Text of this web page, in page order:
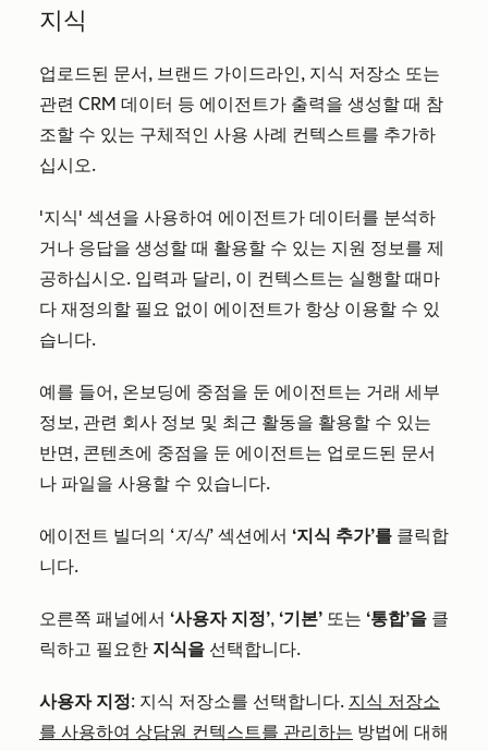
지식
업로드된 문서, 브랜드 가이드라인, 지식 저장소 또는
관련 CRM 데이터 등 에이전트가 출력을 생성할 때 참
조할 수 있는 구체적인 사용 사례 컨텍스트를 추가하
십시오.
'지식' 섹션을 사용하여 에이전트가 데이터를 분석하
거나 응답을 생성할 때 활용할 수 있는 지원 정보를 제
공하십시오. 입력과 달리, 이 컨텍스트는 실행할 때마
다 재정의할 필요 없이 에이전트가 항상 이용할 수 있
습니다.
예를 들어, 온보딩에 중점을 둔 에이전트는 거래 세부
정보, 관련 회사 정보 및 최근 활동을 활용할 수 있는
반면, 콘텐츠에 중점을 둔 에이전트는 업로드된 문서
나 파일을 사용할 수 있습니다.
에이전트 빌더의 ‘지식’ 섹션에서 ‘지식 추가’를 클릭합
니다.
오른쪽 패널에서 ‘사용자 지정’, ‘기본’ 또는 ‘통합’을 클
릭하고 필요한 지식을 선택합니다.
사용자 지정: 지식 저장소를 선택합니다. 지식 저장소
를 사용하여 상담원 컨텍스트를 관리하는 방법에 대해